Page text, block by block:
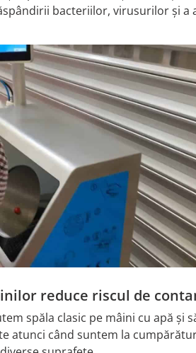
bacteriilor, virusurilor și a
reduce riscul de
spăla clasic pe mâini cu apă
atunci când suntem la